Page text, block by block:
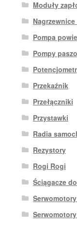
Moduły
Pompa
Pompy
Przekaźnik
Przełączniki
Przystawki
Radia
Rezystory
Rogi Rogi
Ściągacze